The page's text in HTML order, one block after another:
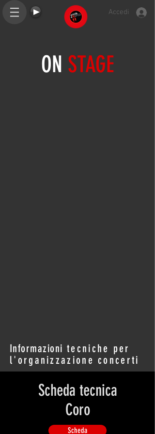
Accedi
ON STAGE
Informazioni tecniche per
l'organizzazione concerti
Scheda tecnica
Coro
Scheda